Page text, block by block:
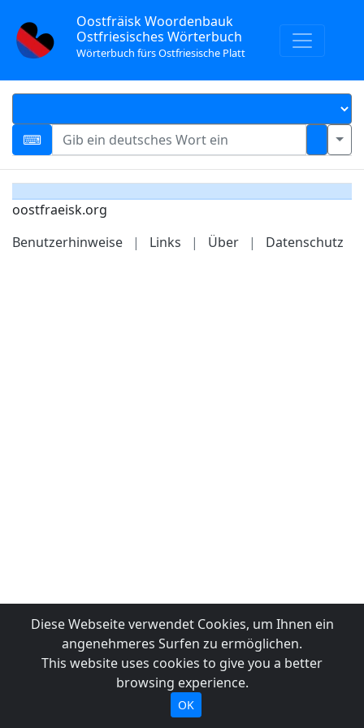
Oostfräisk Woordenbauk
Ostfriesisches Wörterbuch
Wörterbuch fürs Ostfriesische Platt
oostfraeisk.org
Benutzerhinweise
| Links | Über | Datenschutz
Diese Webseite verwendet Cookies, um Ihnen ein
angenehmeres Surfen zu ermöglichen.
This website uses cookies to give you a better
browsing experience.
OK